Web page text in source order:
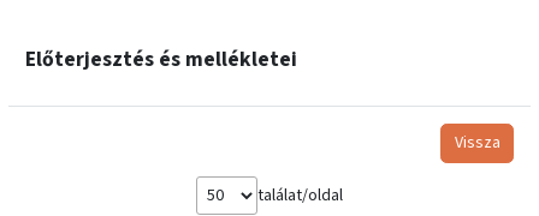
Előterjesztés és mellékletei
Vissza
találat/oldal